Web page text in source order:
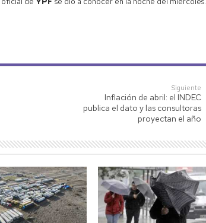
Siguiente
Inflación de abril: el INDEC
publica el dato y las consultoras
proyectan el año